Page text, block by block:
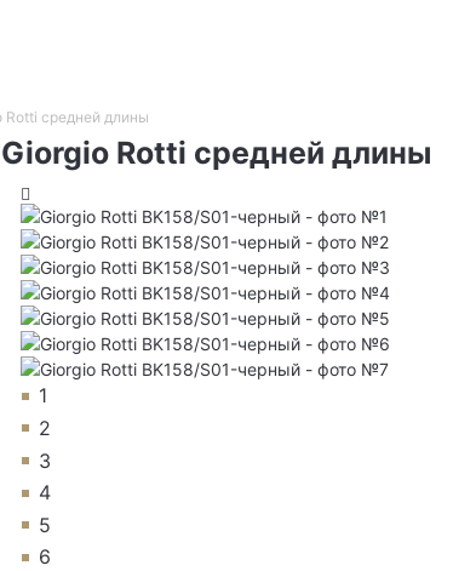
Rotti средней длины
Rotti средней длины
1
2
3
4
5
6